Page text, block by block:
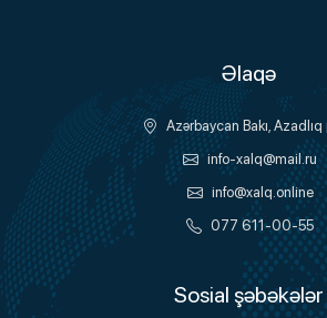
Əlaqə
Azərbaycan Bakı,
info-xalq@mail.ru
info@xalq.online
077 611-00-55
Sosial şəbəkələr